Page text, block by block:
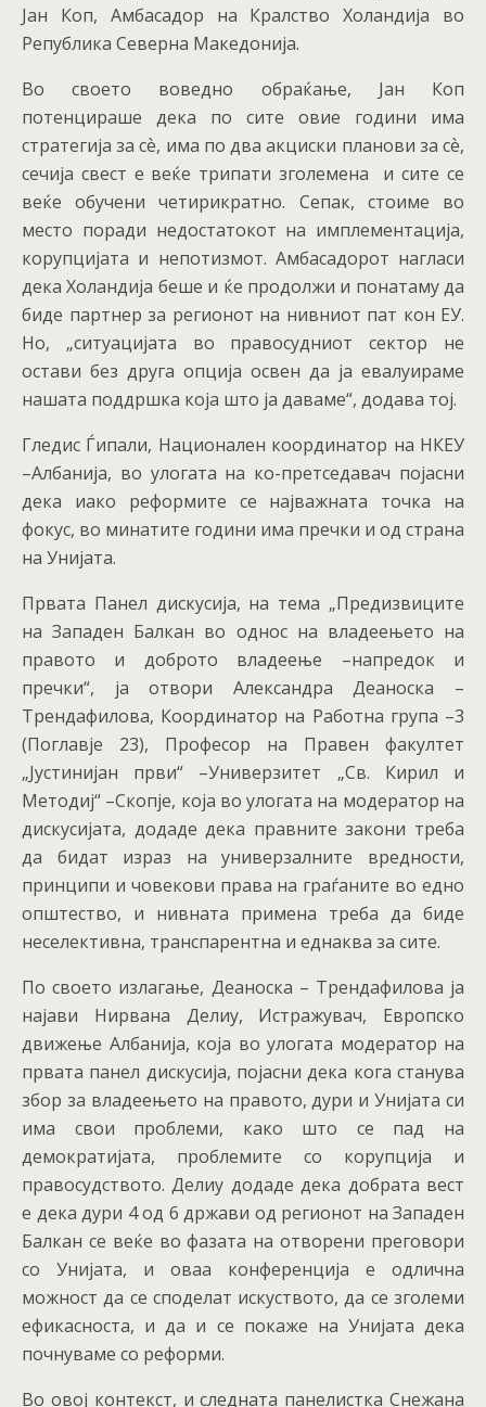
Јан Коп, Амбасадор на Кралство Холандија во
Република Северна Македонија.
Во своето воведно обраќање, Јан Коп
потенцираше дека по сите овие години има
стратегија за сѐ, има по два акциски планови за сѐ,
сечија свест е веќе трипати зголемена и сите се
веќе обучени четирикратно. Сепак, стоиме во
место поради недостатокот на имплементација,
корупцијата и непотизмот. Амбасадорот нагласи
дека Холандија беше и ќе продолжи и понатаму да
биде партнер за регионот на нивниот пат кон ЕУ.
Но, „ситуацијата во правосудниот сектор не
остави без друга опција освен да ја евалуираме
нашата поддршка која што ја даваме“, додава тој.
Гледис Ѓипали, Национален координатор на НКЕУ
–Албанија, во улогата на ко-претседавач појасни
дека иако реформите се најважната точка на
фокус, во минатите години има пречки и од страна
на Унијата.
Првата Панел дискусија, на тема „Предизвиците
на Западен Балкан во однос на владеењето на
правото и доброто владеење –напредок и
пречки“, ја отвори Александра Деаноска –
Трендафилова, Координатор на Работна група –3
(Поглавје 23), Професор на Правен факултет
„Јустинијан први“ –Универзитет „Св. Кирил и
Методиј“ –Скопје, која во улогата на модератор на
дискусијата, додаде дека правните закони треба
да бидат израз на универзалните вредности,
принципи и човекови права на граѓаните во едно
општество, и нивната примена треба да биде
неселективна, транспарентна и еднаква за сите.
По своето излагање, Деаноска – Трендафилова ја
најави Нирвана Делиу, Истражувач, Европско
движење Албанија, која во улогата модератор на
првата панел дискусија, појасни дека кога станува
збор за владеењето на правото, дури и Унијата си
има свои проблеми, како што се пад на
демократијата, проблемите со корупција и
правосудството. Делиу додаде дека добрата вест
е дека дури 4 од 6 држави од регионот на Западен
Балкан се веќе во фазата на отворени преговори
со Унијата, и оваа конференција е одлична
можност да се споделат искуството, да се зголеми
ефикасноста, и да и се покаже на Унијата дека
почнуваме со реформи.
Во овој контекст, и следната панелистка Снежана